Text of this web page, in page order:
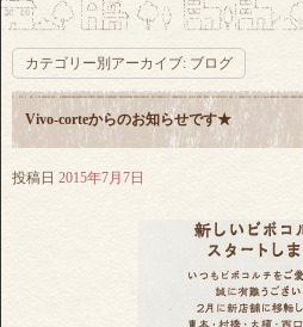
カテゴリー別アーカイブ: ブログ
Vivo-corteからのお知らせです★
投稿日 2015年7月7日